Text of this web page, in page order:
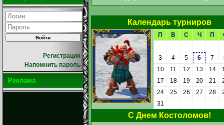
Регистрация
Напомнить пароль
Реклама
Календарь турниров
П В С Ч П
3
4 5 6 7
10
11 12 13 14
17
18 19 20 21
24
25 26 27 28
31
С Днем Костоломов!